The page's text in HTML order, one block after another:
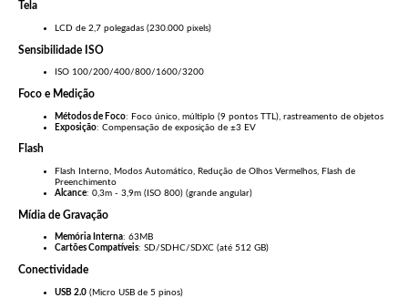
Tela
LCD de 2,7 polegadas (230.000 pixels)
Sensibilidade ISO
ISO 100/200/400/800/1600/3200
Foco e Medição
Métodos de Foco: Foco único, múltiplo (9 pontos TTL), rastreamento de objetos
Exposição: Compensação de exposição de ±3 EV
Flash
Flash Interno, Modos Automático, Redução de Olhos Vermelhos, Flash de
Preenchimento
Alcance: 0,3m - 3,9m (ISO 800) (grande angular)
Mídia de Gravação
Memória Interna: 63MB
Cartões Compatíveis: SD/SDHC/SDXC (até 512 GB)
Conectividade
USB 2.0 (Micro USB de 5 pinos)